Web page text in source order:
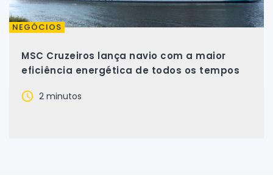
NEGÓCIOS
MSC Cruzeiros lança navio com a maior
eficiência energética de todos os tempos
2 minutos